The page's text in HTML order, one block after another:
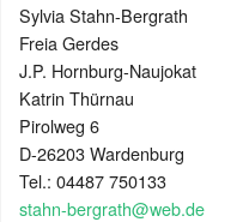
Sylvia Stahn-Bergrath
Freia Gerdes
J.P. Hornburg-Naujokat
Katrin Thürnau
Pirolweg 6
D-26203 Wardenburg
Tel.: 04487 750133
stahn-bergrath@web.de